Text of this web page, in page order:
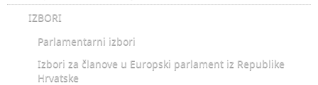
IZBORI
Parlamentarni izbori
Izbori za članove u Europski parlament iz Republike
Hrvatske